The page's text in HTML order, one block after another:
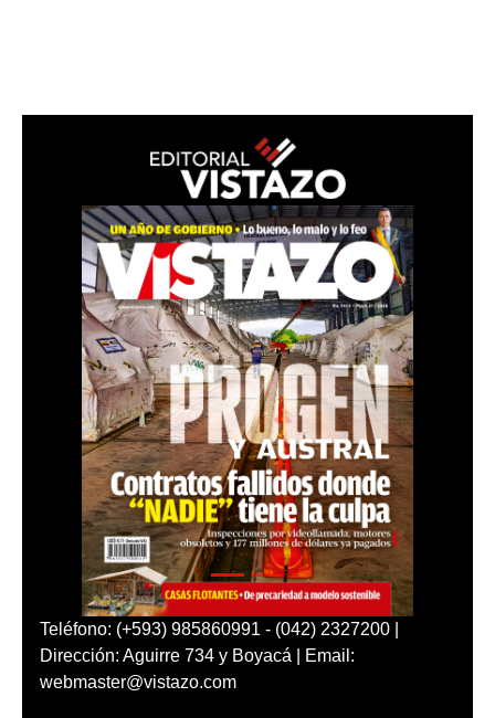
Teléfono: (+593) 985860991 - (042) 2327200 |
Dirección: Aguirre 734 y Boyacá | Email:
webmaster@vistazo.com